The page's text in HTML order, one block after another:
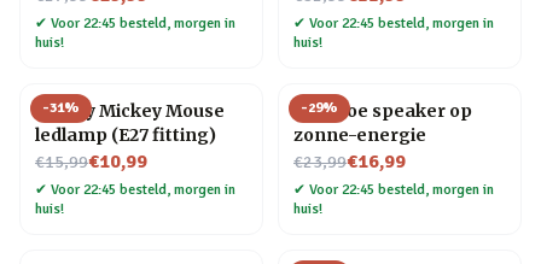
✔ Voor 22:45 besteld, morgen in
huis!
✔ Voor 22:45 besteld, morgen in
huis!
-31%
Disney Mickey Mouse
ledlamp (E27 fitting)
€15,99
Nu voor€10,99
✔ Voor 22:45 besteld, morgen in
huis!
-29%
Bamboe speaker op
zonne-energie
€23,99
Nu voor€16,99
✔ Voor 22:45 besteld, morgen in
huis!